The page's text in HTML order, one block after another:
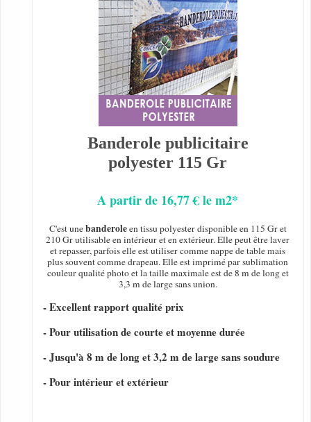
Banderole publicitaire
polyester 115 Gr
A partir de 16,77 € le m2*
C'est unebanderoleen tissu polyester disponible en 115 Gr et
210 Gr utilisable en intérieur et en extérieur. Elle peut être laver
et repasser, parfois elle est utiliser comme nappe de table mais
plus souvent comme drapeau. Elle est imprimé par sublimation
couleur qualité photo et la taille maximale est de 8 m de long et
3,3 m de large sans union.
- Excellent rapport qualité prix
- Pour utilisation de courte et moyenne durée
- Jusqu'à 8 m de long et 3,2 m de large sans soudure
- Pour intérieur et extérieur